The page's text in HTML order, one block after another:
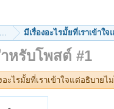
... มีเรื่องอะไรมั้ยที่เราเข้าใจ
หรับโพสต์ #1
อะไรมั้ยที่เราเข้าใจแต่อธิบายไ